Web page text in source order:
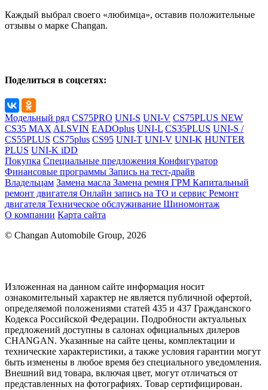
Каждый выбрал своего «любимца», оставив положительные
отзывы о марке Changan.
Поделиться в соцсетях:
Модельный ряд CS75PRO UNI-S UNI-V CS75PLUS NEW
CS35 MAX ALSVIN EADOplus UNI-L CS35PLUS UNI-S /
CS55PLUS CS75plus CS95 UNI-T UNI-V UNI-K HUNTER
PLUS UNI-K iDD
Покупка Специальные предложения Конфигуратор
Финансовые программы Запись на тест-драйв
Владельцам Замена масла Замена ремня ГРМ Капитальный
ремонт двигателя Онлайн запись на ТО и сервис Ремонт
двигателя Техническое обслуживание Шиномонтаж
О компании Карта сайта
© Changan Automobile Group, 2026
Изложенная на данном сайте информация носит
ознакомительный характер не является публичной офертой,
определяемой положениями статей 435 и 437 Гражданского
Кодекса Российской Федерации. Подробности актуальных
предложений доступны в салонах официальных дилеров
CHANGAN. Указанные на сайте цены, комплектации и
технические характеристики, а также условия гарантии могут
быть изменены в любое время без специального уведомления.
Внешний вид товара, включая цвет, могут отличаться от
представленных на фотографиях. Товар сертифицирован.